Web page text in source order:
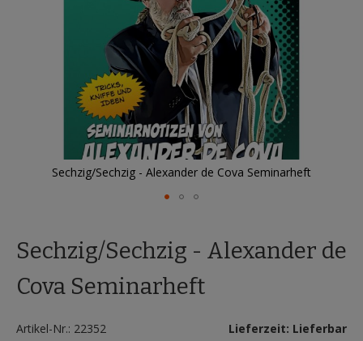
Sechzig/Sechzig - Alexander de Cova Seminarheft
der
springen
Sechzig/Sechzig - Alexander de
Cova Seminarheft
Artikel-Nr.: 22352
Lieferzeit: Lieferbar